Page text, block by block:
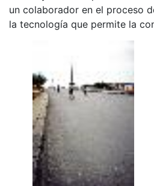
un colaborador en el proceso
la tecnología que permite la